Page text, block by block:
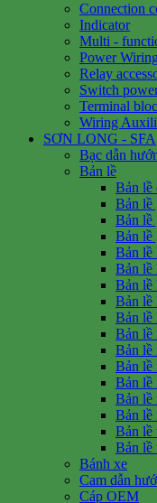
Connection
Indicator
Multi -
Power
Relay
Switch
Terminal
Wiring
SƠN LONG - SFA
Bạc dẫn
Bản lề
Bản lề
Bản lề
Bản lề
Bản lề
Bản lề
Bản lề
Bản lề
Bản lề
Bản lề
Bản lề
Bản lề
Bản lề
Bản lề
Bản lề
Bản lề
Bản lề
Bản lề
Bánh xe
Cam dẫn
Cáp OEM